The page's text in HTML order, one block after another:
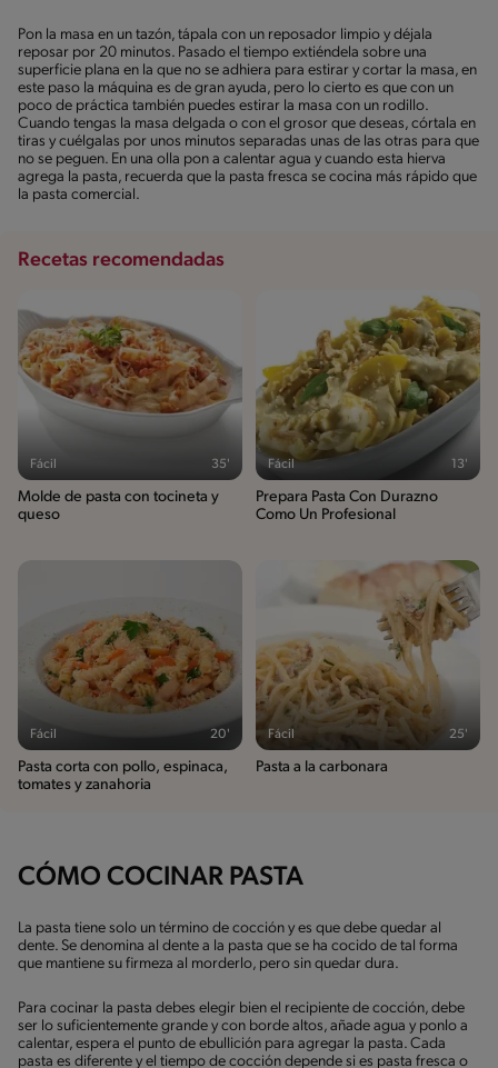
Pon la masa en un tazón, tápala con un reposador limpio y déjala
reposar por 20 minutos. Pasado el tiempo extiéndela sobre una
superficie plana en la que no se adhiera para estirar y cortar la masa, en
este paso la máquina es de gran ayuda, pero lo cierto es que con un
poco de práctica también puedes estirar la masa con un rodillo.
Cuando tengas la masa delgada o con el grosor que deseas, córtala en
tiras y cuélgalas por unos minutos separadas unas de las otras para que
no se peguen. En una olla pon a calentar agua y cuando esta hierva
agrega la pasta, recuerda que la pasta fresca se cocina más rápido que
la pasta comercial.
Recetas recomendadas
Fácil 35'
Molde de pasta con tocineta y
queso
Fácil 13'
Prepara Pasta Con Durazno
Como Un Profesional
Fácil 20'
Pasta corta con pollo, espinaca,
tomates y zanahoria
Fácil 25'
Pasta a la carbonara
CÓMO COCINAR PASTA
La pasta tiene solo un término de cocción y es que debe quedar al
dente. Se denomina al dente a la pasta que se ha cocido de tal forma
que mantiene su firmeza al morderlo, pero sin quedar dura.
Para cocinar la pasta debes elegir bien el recipiente de cocción, debe
ser lo suficientemente grande y con borde altos, añade agua y ponlo a
calentar, espera el punto de ebullición para agregar la pasta. Cada
pasta es diferente y el tiempo de cocción depende si es pasta fresca o